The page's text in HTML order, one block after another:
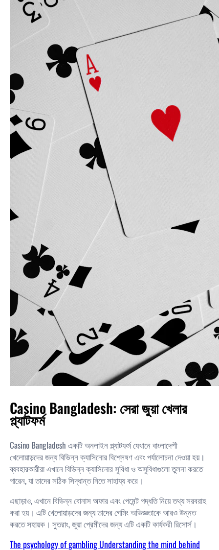
Casino Bangladesh: সেরা জুয়া খেলার
প্ল্যাটফর্ম
Casino Bangladesh একটি অনলাইন প্ল্যাটফর্ম যেখানে বাংলাদেশী
খেলোয়াড়দের জন্য বিভিন্ন ক্যাসিনোর বিশ্লেষণ এবং পর্যালোচনা দেওয়া হয়।
ব্যবহারকারীরা এখানে বিভিন্ন ক্যাসিনোর সুবিধা ও অসুবিধাগুলো তুলনা করতে
পারেন, যা তাদের সঠিক সিদ্ধান্ত নিতে সাহায্য করে।
এছাড়াও, এখানে বিভিন্ন বোনাস অফার এবং পেমেন্ট পদ্ধতি নিয়ে তথ্য সরবরাহ
করা হয়। এটি খেলোয়াড়দের জন্য তাদের গেমিং অভিজ্ঞতাকে আরও উন্নত
করতে সহায়ক। সুতরাং, জুয়া প্রেমীদের জন্য এটি একটি কার্যকরী রিসোর্স।
The psychology of gambling Understanding the mind behind